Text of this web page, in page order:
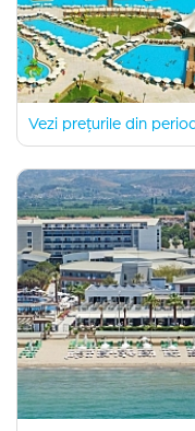
Vezi prețurile din